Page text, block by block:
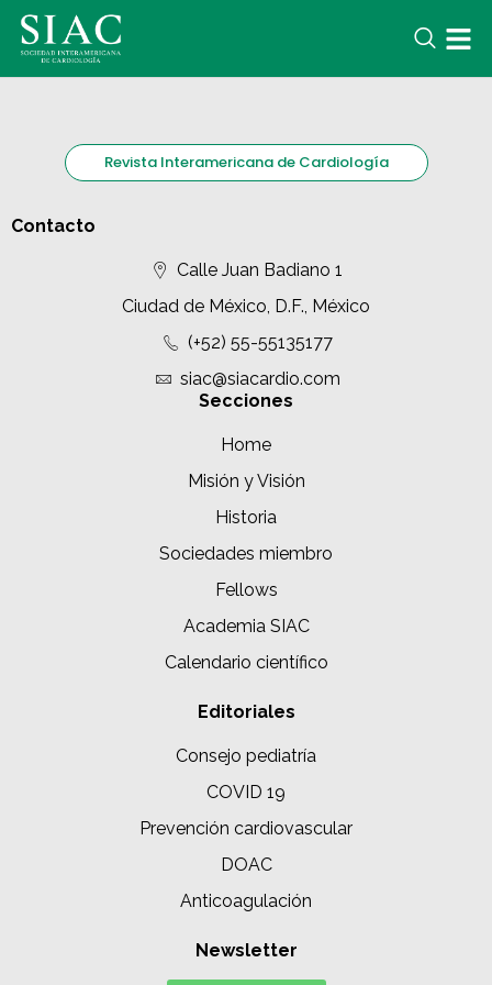
Revista Interamericana de Cardiología
Contacto
Calle Juan Badiano 1
Ciudad de México, D.F., México
(+52) 55-55135177
siac@siacardio.com
Secciones
Home
Misión y Visión
Historia
Sociedades miembro
Fellows
Academia SIAC
Calendario científico
Editoriales
Consejo pediatría
COVID 19
Prevención cardiovascular
DOAC
Anticoagulación
Newsletter